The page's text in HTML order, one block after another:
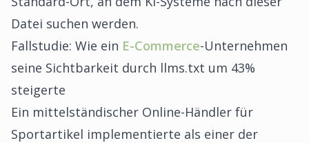
Datei suchen werden.
Fallstudie: Wie ein E-Commerce-Unternehmen
seine Sichtbarkeit durch llms.txt um 43%
steigerte
Ein mittelständischer Online-Händler für
Sportartikel implementierte als einer der